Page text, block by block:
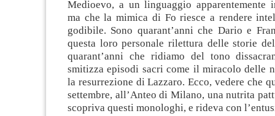
Medioevo, a un linguaggio apparentemente
ma che la mimica di Fo riesce a rendere
godibile. Sono quarant’anni che Dario e
questa loro personale rilettura delle storie
quarant’anni che ridiamo del tono
smitizza episodi sacri come il miracolo delle
la resurrezione di Lazzaro. Ecco, vedere che
settembre, all’Anteo di Milano, una nutrita
scopriva questi monologhi, e rideva con